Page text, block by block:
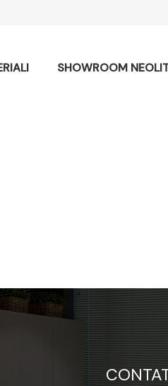
SHOWROOM